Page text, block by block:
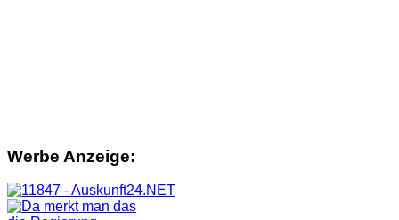
Werbe Anzeige: